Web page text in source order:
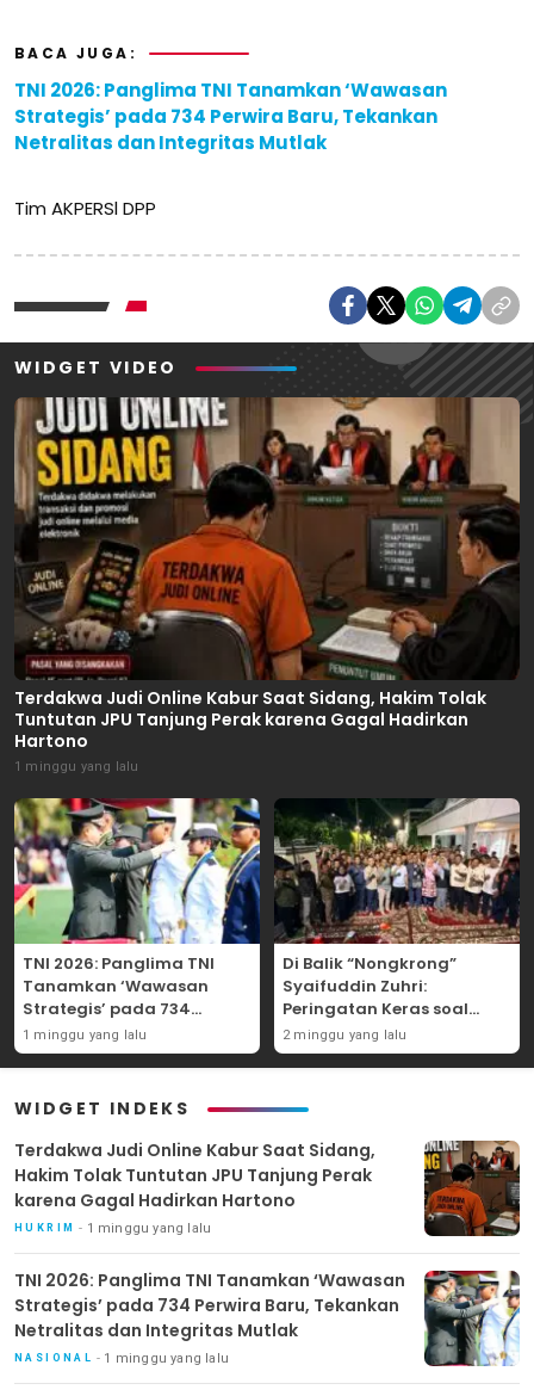
BACA JUGA:
TNI 2026: Panglima TNI Tanamkan ‘Wawasan
Strategis’ pada 734 Perwira Baru, Tekankan
Netralitas dan Integritas Mutlak
Tim AKPERSl DPP
WIDGET VIDEO
Terdakwa Judi Online Kabur Saat Sidang, Hakim Tolak
Tuntutan JPU Tanjung Perak karena Gagal Hadirkan
Hartono
1 minggu yang lalu
TNI 2026: Panglima TNI
Tanamkan ‘Wawasan
Strategis’ pada 734
Perwira Baru, Tekankan
Netralitas dan Integritas
1 minggu yang lalu
Di Balik “Nongkrong”
Syaifuddin Zuhri:
Peringatan Keras soal
Pungli Administrasi dan
Batas Tegas Iuran Warga
2 minggu yang lalu
WIDGET INDEKS
Terdakwa Judi Online Kabur Saat Sidang,
Hakim Tolak Tuntutan JPU Tanjung Perak
karena Gagal Hadirkan Hartono
HUKRIM 1 minggu yang lalu
TNI 2026: Panglima TNI Tanamkan ‘Wawasan
Strategis’ pada 734 Perwira Baru, Tekankan
Netralitas dan Integritas Mutlak
NASIONAL 1 minggu yang lalu